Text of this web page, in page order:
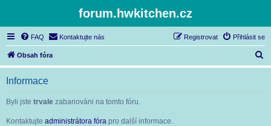
forum.hwkitchen.cz
FAQ Kontaktujte nás Přihlásit se
Registrovat
Obsah fóra
l
Informace
Byli jste trvale zabanováni na tomto fóru.
Kontaktujte administrátora fóra pro další informace.